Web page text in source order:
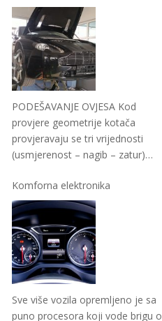
PODEŠAVANJE OVJESA Kod
provjere geometrije kotača
provjeravaju se tri vrijednosti
(usmjerenost – nagib – zatur)
usklađene …
Komforna elektronika
Sve više vozila opremljeno je sa
puno procesora koji vode brigu o